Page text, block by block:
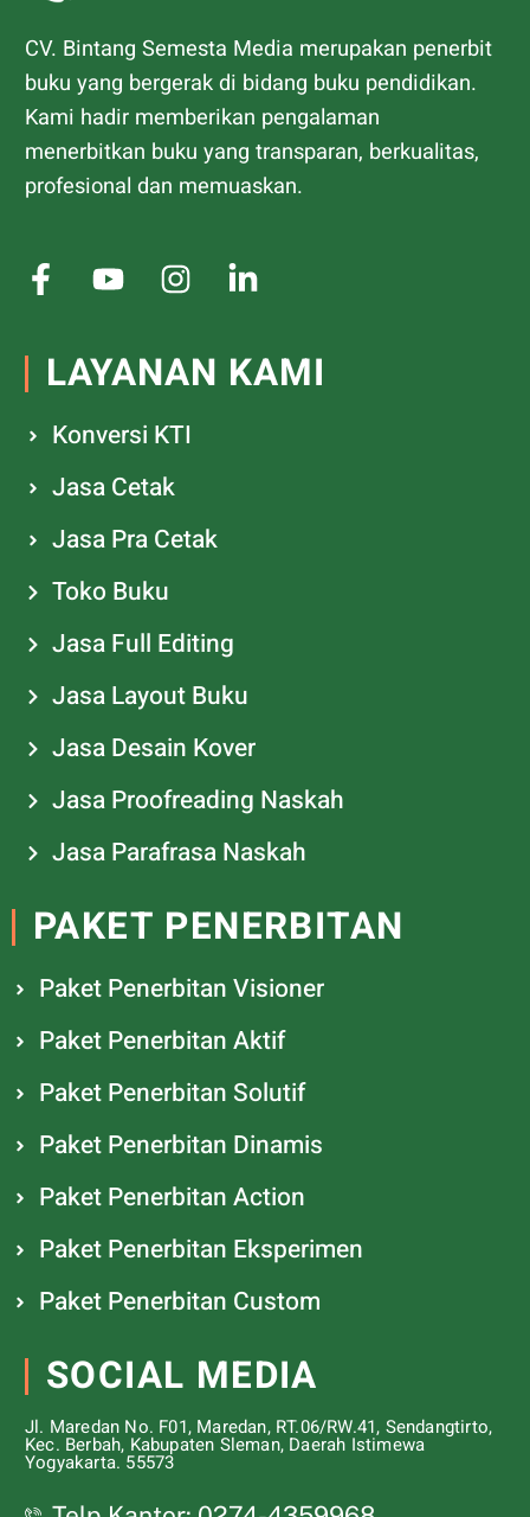
CV. Bintang Semesta Media merupakan penerbit
buku yang bergerak di bidang buku pendidikan.
Kami hadir memberikan pengalaman
menerbitkan buku yang transparan, berkualitas,
profesional dan memuaskan.
LAYANAN KAMI
Konversi KTI
Jasa Cetak
Jasa Pra Cetak
Toko Buku
Jasa Full Editing
Jasa Layout Buku
Jasa Desain Kover
Jasa Proofreading Naskah
Jasa Parafrasa Naskah
PAKET PENERBITAN
Paket Penerbitan Visioner
Paket Penerbitan Aktif
Paket Penerbitan Solutif
Paket Penerbitan Dinamis
Paket Penerbitan Action
Paket Penerbitan Eksperimen
Paket Penerbitan Custom
SOCIAL MEDIA
Jl. Maredan No. F01, Maredan, RT.06/RW.41, Sendangtirto,
Kec. Berbah, Kabupaten Sleman, Daerah Istimewa
Yogyakarta. 55573